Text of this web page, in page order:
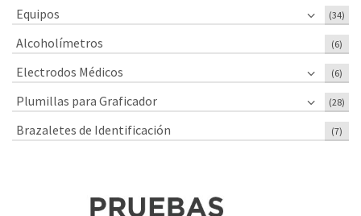
Equipos (34)
Alcoholímetros (6)
Electrodos Médicos (6)
Plumillas para Graficador (28)
Brazaletes de Identificación (7)